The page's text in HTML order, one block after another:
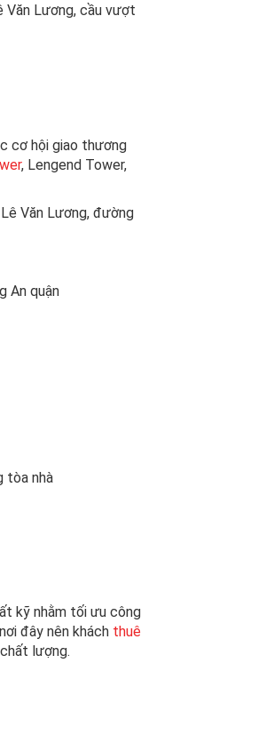
Văn Lương, cầu vượt
cơ hội giao thương
, Lengend Tower,
Văn Lương, đường
An quận
tòa nhà
kỹ nhằm tối ưu công
đây nên khách thuê
lượng.